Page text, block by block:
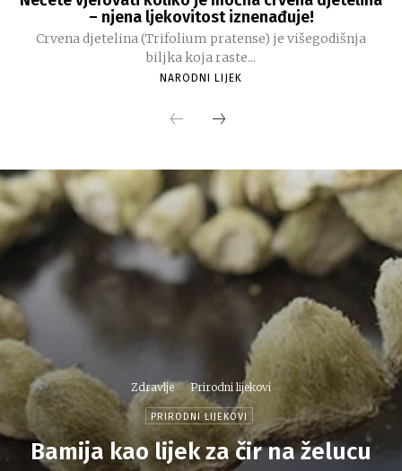
– njena ljekovitost iznenađuje!
Crvena djetelina (Trifolium pratense) je višegodišnja
biljka koja raste...
NARODNI LIJEK